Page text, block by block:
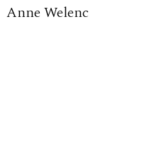
Anne Welenc